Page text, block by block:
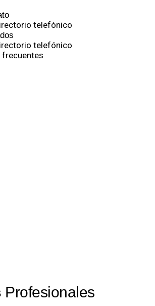
telefónico
telefónico
Profesionales